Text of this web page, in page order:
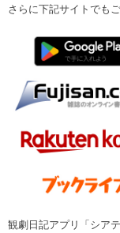
さらに下記サイトでも
観劇日記アプリ「シア